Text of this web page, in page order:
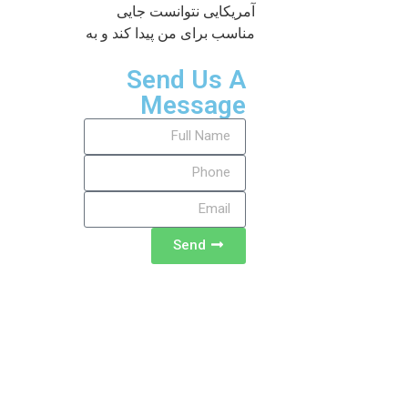
آمریکایی نتوانست جایی
مناسب برای من پیدا کند و به
Send Us A
Message
Send